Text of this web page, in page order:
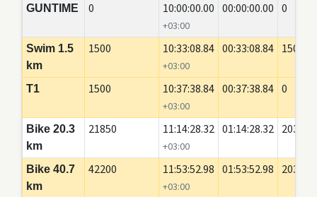
GUNTIME
0 10:00:00.00
+03:00
00:00:00.00 0
Swim 1.5
km
1500 10:33:08.84
+03:00
00:33:08.84 1500
T1 1500 10:37:38.84
+03:00
00:37:38.84 0
Bike 20.3
km
21850 11:14:28.32
+03:00
01:14:28.32 20350
Bike 40.7
km
42200 11:53:52.98
+03:00
01:53:52.98 20350